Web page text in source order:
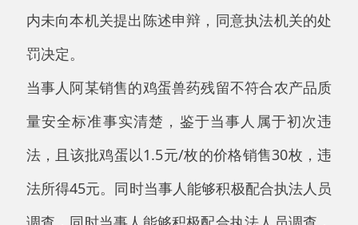
产经营、追回已经销售的农产品，对违法生产经
营的农产品进行无害化处理或者予以监督销毁，
没收违法所得，并可以没收用于违法生产经营的
工具、设备、原料等物品，并处五万元以上十万
元以下罚款；对农户，并处五百元以上一千五百